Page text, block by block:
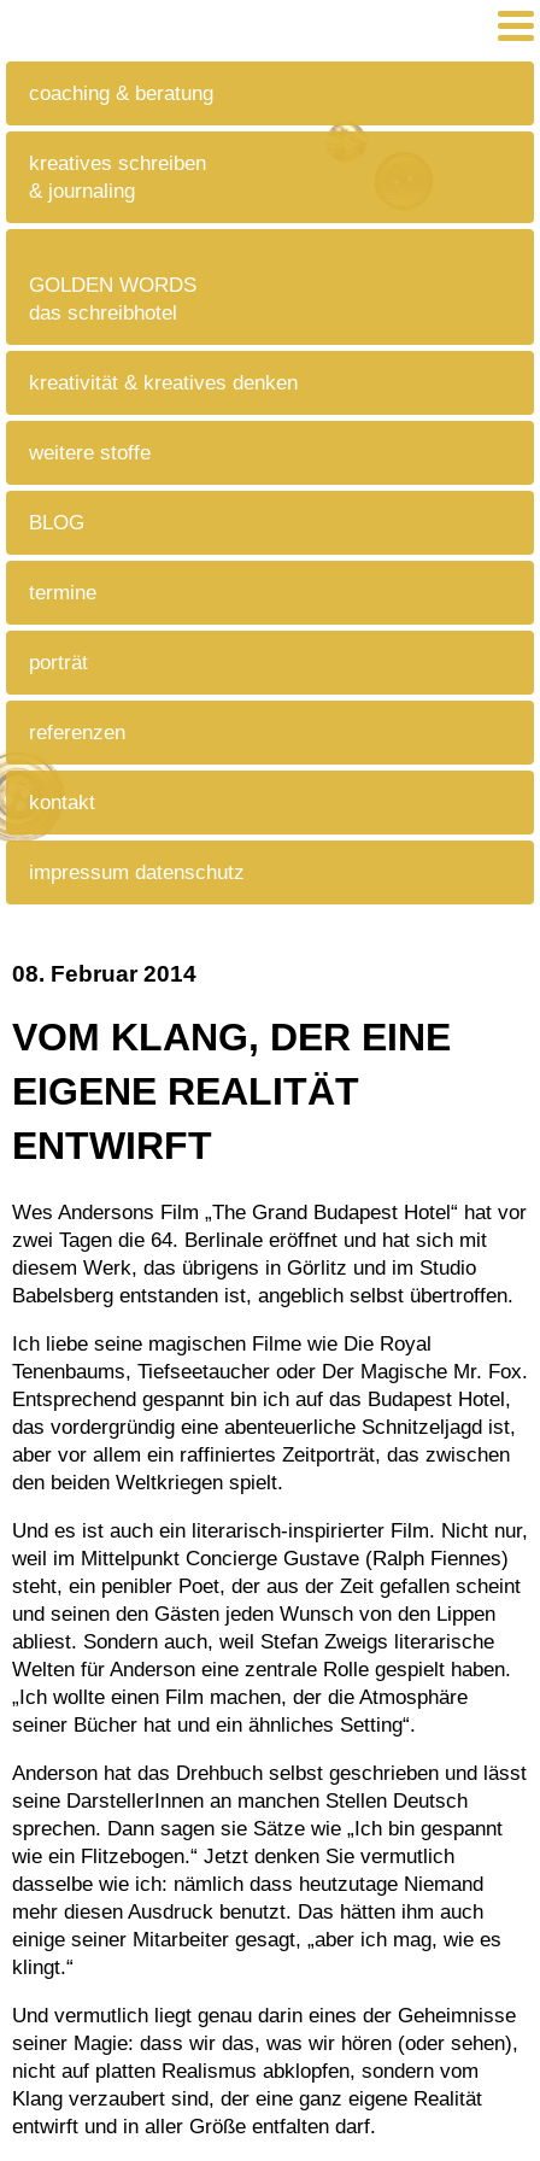
coaching & beratung
kreatives schreiben
& journaling
GOLDEN WORDS
das schreibhotel
kreativität & kreatives denken
weitere stoffe
BLOG
termine
porträt
referenzen
kontakt
impressum datenschutz
08. Februar 2014
VOM KLANG, DER EINE
EIGENE REALITÄT
ENTWIRFT
Wes Andersons Film „The Grand Budapest Hotel“ hat vor
zwei Tagen die 64. Berlinale eröffnet und hat sich mit
diesem Werk, das übrigens in Görlitz und im Studio
Babelsberg entstanden ist, angeblich selbst übertroffen.
Ich liebe seine magischen Filme wie Die Royal
Tenenbaums, Tiefseetaucher oder Der Magische Mr. Fox.
Entsprechend gespannt bin ich auf das Budapest Hotel,
das vordergründig eine abenteuerliche Schnitzeljagd ist,
aber vor allem ein raffiniertes Zeitporträt, das zwischen
den beiden Weltkriegen spielt.
Und es ist auch ein literarisch-inspirierter Film. Nicht nur,
weil im Mittelpunkt Concierge Gustave (Ralph Fiennes)
steht, ein penibler Poet, der aus der Zeit gefallen scheint
und seinen den Gästen jeden Wunsch von den Lippen
abliest. Sondern auch, weil Stefan Zweigs literarische
Welten für Anderson eine zentrale Rolle gespielt haben.
„Ich wollte einen Film machen, der die Atmosphäre
seiner Bücher hat und ein ähnliches Setting“.
Anderson hat das Drehbuch selbst geschrieben und lässt
seine DarstellerInnen an manchen Stellen Deutsch
sprechen. Dann sagen sie Sätze wie „Ich bin gespannt
wie ein Flitzebogen.“ Jetzt denken Sie vermutlich
dasselbe wie ich: nämlich dass heutzutage Niemand
mehr diesen Ausdruck benutzt. Das hätten ihm auch
einige seiner Mitarbeiter gesagt, „aber ich mag, wie es
klingt.“
Und vermutlich liegt genau darin eines der Geheimnisse
seiner Magie: dass wir das, was wir hören (oder sehen),
nicht auf platten Realismus abklopfen, sondern vom
Klang verzaubert sind, der eine ganz eigene Realität
entwirft und in aller Größe entfalten darf.